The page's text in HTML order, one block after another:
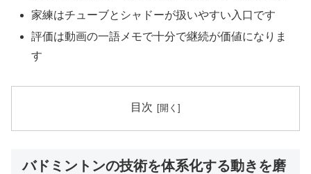
家練はチューブとシャドーが扱いやすい入口です
評価は動画の一語メモで十分で継続が価値になりま
す
目次
バドミントンの技術を体系化する動きを磨